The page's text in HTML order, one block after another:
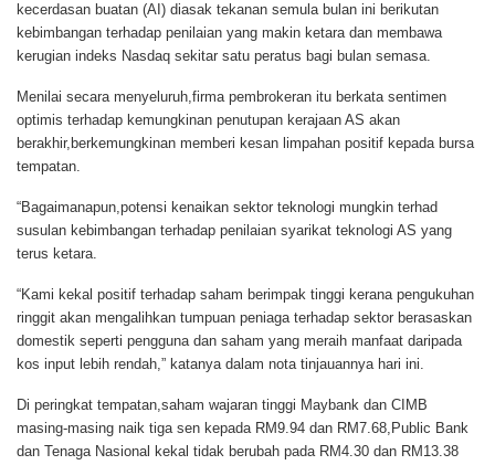
kecerdasan buatan (AI) diasak tekanan semula bulan ini berikutan
kebimbangan terhadap penilaian yang makin ketara dan membawa
kerugian indeks Nasdaq sekitar satu peratus bagi bulan semasa.
Menilai secara menyeluruh,firma pembrokeran itu berkata sentimen
optimis terhadap kemungkinan penutupan kerajaan AS akan
berakhir,berkemungkinan memberi kesan limpahan positif kepada bursa
tempatan.
“Bagaimanapun,potensi kenaikan sektor teknologi mungkin terhad
susulan kebimbangan terhadap penilaian syarikat teknologi AS yang
terus ketara.
“Kami kekal positif terhadap saham berimpak tinggi kerana pengukuhan
ringgit akan mengalihkan tumpuan peniaga terhadap sektor berasaskan
domestik seperti pengguna dan saham yang meraih manfaat daripada
kos input lebih rendah,” katanya dalam nota tinjauannya hari ini.
Di peringkat tempatan,saham wajaran tinggi Maybank dan CIMB
masing-masing naik tiga sen kepada RM9.94 dan RM7.68,Public Bank
dan Tenaga Nasional kekal tidak berubah pada RM4.30 dan RM13.38